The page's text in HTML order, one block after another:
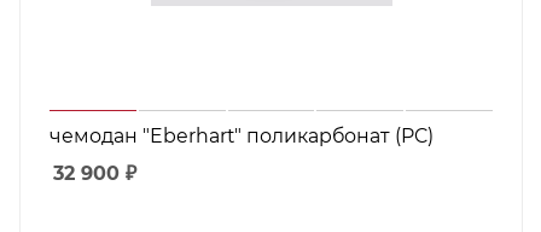
чемодан "Eberhart" поликарбонат (PC)
32 900 ₽